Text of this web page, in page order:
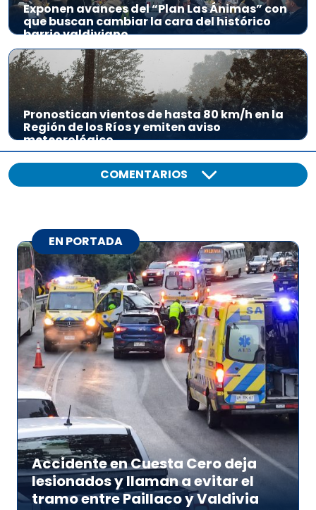
Exponen avances del “Plan Las Ánimas” con
que buscan cambiar la cara del histórico
barrio valdiviano
Pronostican vientos de hasta 80 km/h en la
Región de los Ríos y emiten aviso
meteorológico
COMENTARIOS
EN PORTADA
Accidente en Cuesta Cero deja
lesionados y llaman a evitar el
tramo entre Paillaco y Valdivia